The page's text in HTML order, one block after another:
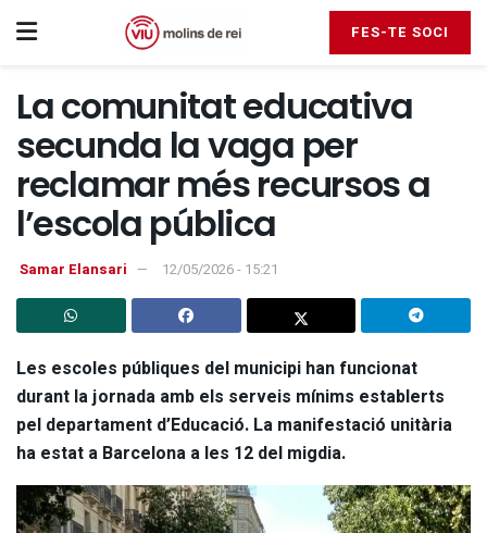
FES-TE SOCI
La comunitat educativa
secunda la vaga per
reclamar més recursos a
l’escola pública
Samar Elansari 12/05/2026 - 15:21
Les escoles públiques del municipi han funcionat
durant la jornada amb els serveis mínims establerts
pel departament d’Educació. La manifestació unitària
ha estat a Barcelona a les 12 del migdia.